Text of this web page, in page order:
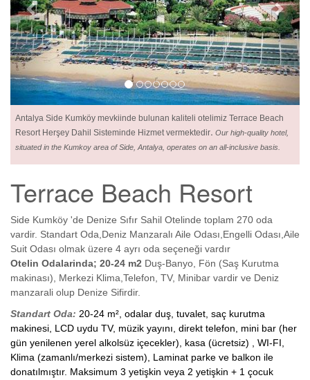
Antalya Side Kumköy mevkiinde bulunan kaliteli otelimiz Terrace Beach
Resort Herşey Dahil Sisteminde Hizmet vermektedir. Our high-quality hotel,
situated in the Kumkoy area of Side, Antalya, operates on an all-inclusive basis.
Terrace Beach Resort
Side Kumköy 'de Denize Sıfır Sahil Otelinde toplam 270 oda
vardir. Standart Oda,Deniz Manzaralı Aile Odası,Engelli Odası,Aile
Suit Odası olmak üzere 4 ayrı oda seçeneği vardır
Otelin Odalarinda; 20-24 m2 Duş-Banyo, Fön (Saş Kurutma
makinası), Merkezi Klima,Telefon, TV, Minibar vardir ve Deniz
manzarali olup Denize Sifirdir.
Standart Oda: 20-24 m², odalar duş, tuvalet, saç kurutma
makinesi, LCD uydu TV, müzik yayını, direkt telefon, mini bar (her
gün yenilenen yerel alkolsüz içecekler), kasa (ücretsiz) , WI-FI,
Klima (zamanlı/merkezi sistem), Laminat parke ve balkon ile
donatılmıştır. Maksimum 3 yetişkin veya 2 yetişkin + 1 çocuk